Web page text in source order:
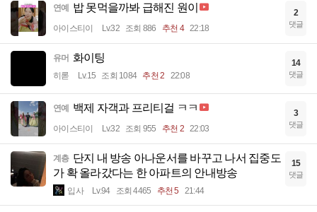
연예 밥 못먹을까봐 급해진 원이
아이스티이 Lv.32 조회 886 추천 4 22:18
2
댓글
유머 화이팅
히롣 Lv.15 조회 1084 추천 2 22:08
14
댓글
연예 백제 자객과 프리티걸 ㅋㅋ
아이스티이 Lv.32 조회 955 추천 2 22:03
3
댓글
계층 단지 내 방송 아나운서를 바꾸고 나서 집중도
가 확 올라갔다는 한 아파트의 안내방송
입사 Lv.94 조회 4465 추천 5 21:44
15
댓글